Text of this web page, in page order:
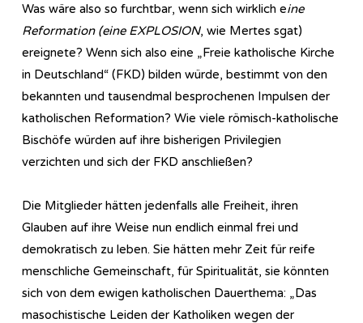
Was wäre also so furchtbar, wenn sich wirklich eine
Reformation (eine EXPLOSION, wie Mertes sgat)
ereignete? Wenn sich also eine „Freie katholische Kirche
in Deutschland“ (FKD) bilden würde, bestimmt von den
bekannten und tausendmal besprochenen Impulsen der
katholischen Reformation? Wie viele römisch-katholische
Bischöfe würden auf ihre bisherigen Privilegien
verzichten und sich der FKD anschließen?
Die Mitglieder hätten jedenfalls alle Freiheit, ihren
Glauben auf ihre Weise nun endlich einmal frei und
demokratisch zu leben. Sie hätten mehr Zeit für reife
menschliche Gemeinschaft, für Spiritualität, sie könnten
sich von dem ewigen katholischen Dauerthema: „Das
masochistische Leiden der Katholiken wegen der